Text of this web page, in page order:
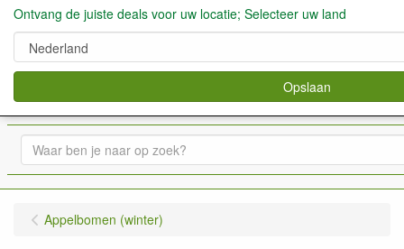
verkoop fruitbomen, bessen,aardbeien enz. 0
Appelbomen (winter)
Ontvang de juiste deals voor uw locatie; Selecteer uw land
Opslaan